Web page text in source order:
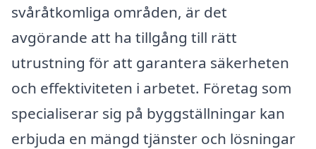
svåråtkomliga områden, är det
avgörande att ha tillgång till rätt
utrustning för att garantera säkerheten
och effektiviteten i arbetet. Företag som
specialiserar sig på byggställningar kan
erbjuda en mängd tjänster och lösningar